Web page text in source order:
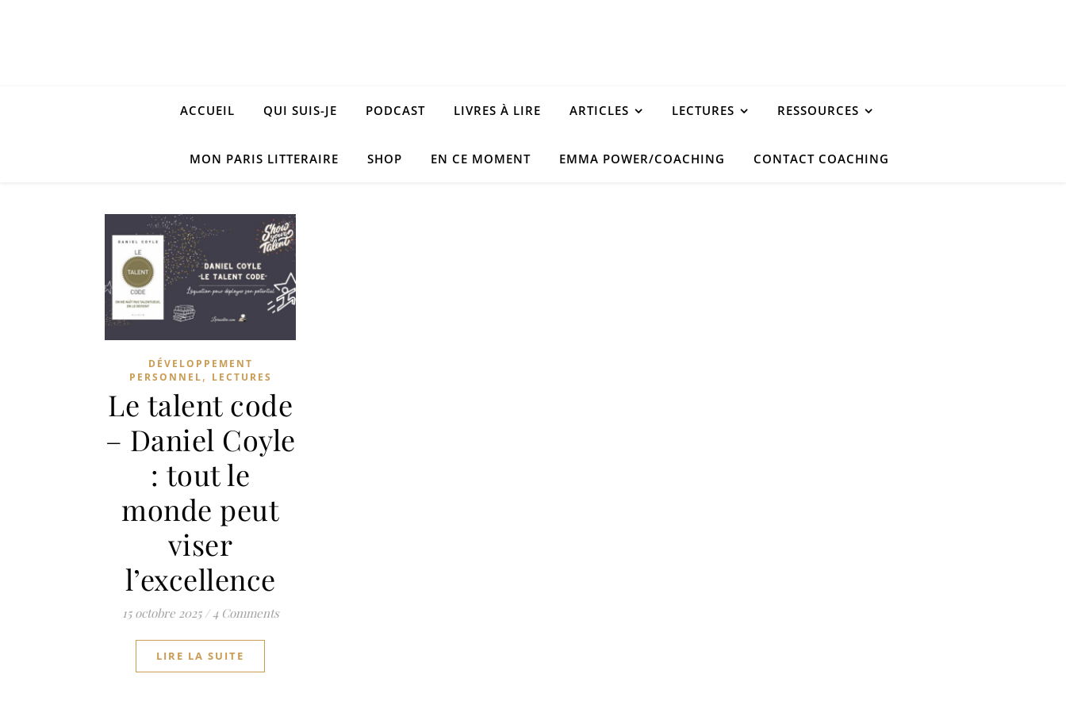
ACCUEIL QUI SUIS-JE PODCAST LIVRES À LIRE ARTICLES LECTURES RESSOURCES
MON PARIS LITTERAIRE SHOP EN CE MOMENT EMMA POWER/COACHING CONTACT COACHING
DÉVELOPPEMENT
PERSONNEL, LECTURES
Le talent code
– Daniel Coyle
: tout le
monde peut
viser
l’excellence
15 octobre 2025 / 4 Comments
LIRE LA SUITE